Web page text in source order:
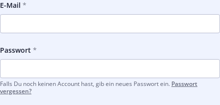
E-Mail
Passwort
Falls Du noch keinen Account hast, gib ein neues Passwort ein. Passwort
vergessen?